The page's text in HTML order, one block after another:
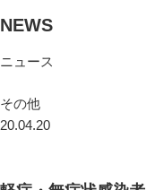
NEWS
ニュース
その他
20.04.20